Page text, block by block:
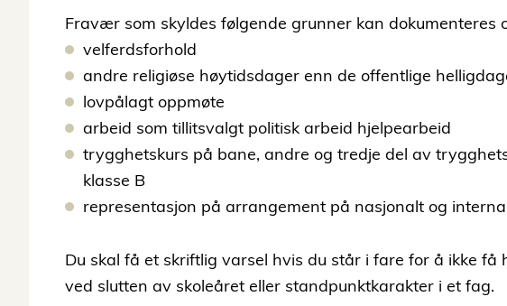
Fravær som skyldes følgende grunner kan
velferdsforhold
andre religiøse høytidsdager enn de offentlige
lovpålagt oppmøte
arbeid som tillitsvalgt politisk arbeid hjelpearbeid
trygghetskurs på bane, andre og tredje del av
klasse B
representasjon på arrangement på nasjonalt og
Du skal få et skriftlig varsel hvis du står i fare for å ikke
ved slutten av skoleåret eller standpunktkarakter i et fag.